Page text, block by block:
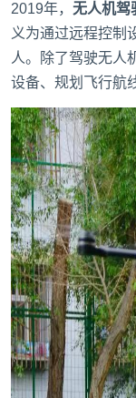
2019年， 无人机驾
义为通过远程控制
人。除了驾驶无人
设备、规划飞行航